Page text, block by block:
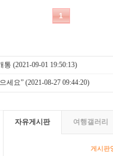
통 (2021-09-01 19:50:13)
세요” (2021-08-27 09:44:20)
자유게시판 여행갤러리
게시판